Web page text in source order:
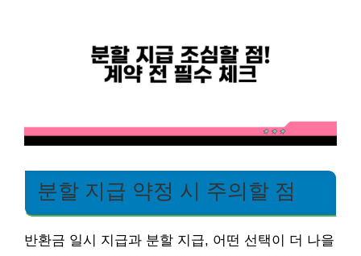
분할 지급 약정 시 주의할 점
반환금 일시 지급과 분할 지급, 어떤 선택이 더 나을